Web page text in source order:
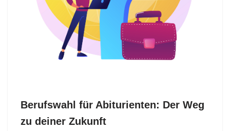
Berufswahl für Abiturienten: Der Weg
zu deiner Zukunft